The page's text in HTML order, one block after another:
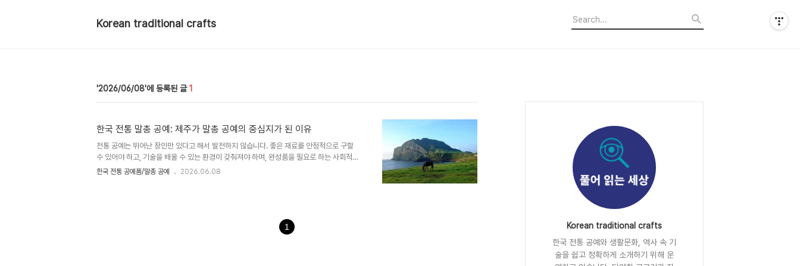
Korean traditional crafts
2026/06/08 1
한국 전통 말총 공예: 제주가 말총 공예의 중심지가 된 이유
전통 공예는 뛰어난 장인만 있다고 해서 발전하지 않습니다. 좋은 재료를 안정적으로 구할
수 있어야 하고, 기술을 배울 수 있는 환경이 갖춰져야 하며, 완성품을 필요로 하는 사회적
수요도 존재해야 합니다. 이러한 조건이 오랜 시간 맞물릴 때 비로소 하나의 공예 문화가 자
중요한 것은 재료의 안정적인 확보였습니다말총 공예의 출발점은 기술보다 재료에 있습니
한국 전통 공예품/말총 공예 2026.06.08
1
Korean traditional crafts
한국 전통 공예와 생활문화, 역사 속 기
술을 쉽고 정확하게 소개하기 위해 운